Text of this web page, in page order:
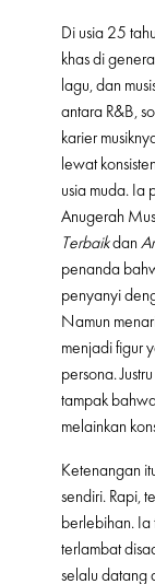
Di usia 25
khas di
lagu, dan
antara R&B,
karier
lewat
usia muda. Ia
Anugerah
Terbaikdan
penanda
penyanyi
Namun
menjadi figur
persona.
tampak
melainkan
Ketenangan
sendiri. Rapi,
berlebihan. Ia
terlambat
selalu datang